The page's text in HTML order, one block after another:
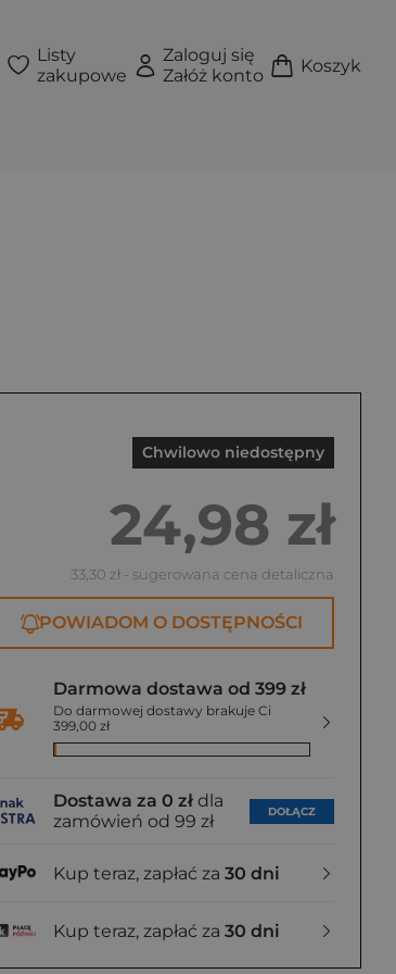
Listy
zakupowe
Zaloguj się
Załóż konto
Koszyk
Chwilowo niedostępny
24,98 zł
33,30 zł - sugerowana cena detaliczna
POWIADOM O DOSTĘPNOŚCI
Darmowa dostawa od 399 zł
Do darmowej dostawy brakuje Ci
399,00 zł
Dostawa za 0 zł dla
zamówień od 99 zł
DOŁĄCZ
Kup teraz, zapłać za 30 dni
Kup teraz, zapłać za 30 dni